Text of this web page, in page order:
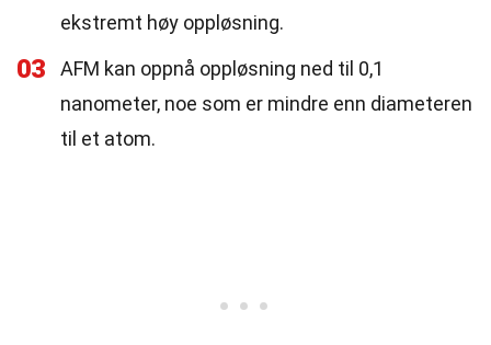
ekstremt høy oppløsning.
03
AFM kan oppnå oppløsning ned til 0,1
nanometer, noe som er mindre enn diameteren
til et atom.